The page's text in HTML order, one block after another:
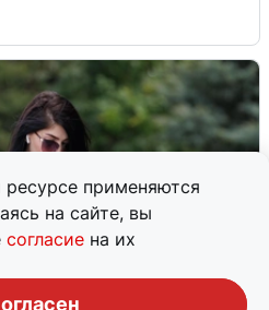
применяются
на сайте, вы
согласие на их